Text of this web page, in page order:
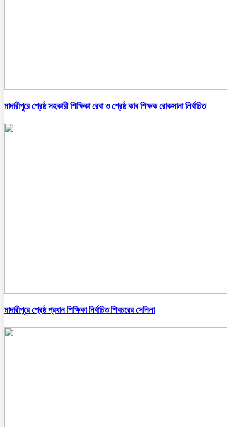
মাদারীপুরে শ্রেষ্ঠ সহকারী শিক্ষিকা রেবা ও শ্রেষ্ঠ কাব শিক্ষক রোকসানা নির্বাচিত
মাদারীপুরে শ্রেষ্ঠ প্রধান শিক্ষিকা নির্বাচিত শিবচরের সেলিনা